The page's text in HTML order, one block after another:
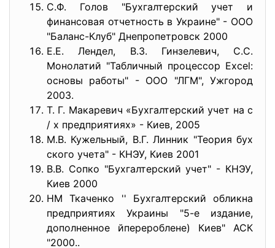
С.Ф. Голов "Бухгалтерский учет и
финансовая отчетность в Украине" - ООО
"Баланс-Клуб" Днепропетровск 2000
Е.Е. Лендел, В.З. Гинзелевич, С.С.
Монолатий "Табличный процессор Excel:
основы работы" - ООО "ЛГМ", Ужгород
2003.
Т. Г. Макаревич «Бухгалтерский учет на с
/ х предприятиях» - Киев, 2005
М.В. Кужельный, В.Г. Линник "Теория бух
ского учета" - КНЭУ, Киев 2001
В.В. Сопко "Бухгалтерский учет" - КНЭУ,
Киев 2000
HM Ткаченко '' Бухгалтерский обликна
предприятиях Украины "5-е издание,
дополненное йперероблене) Киев" АСК
"2000..